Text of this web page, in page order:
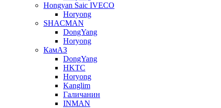
Hongyan Saic IVECO
Horyong
SHACMAN
DongYang
Horyong
КамАЗ
DongYang
HKTC
Horyong
Kanglim
Галичанин
INMAN